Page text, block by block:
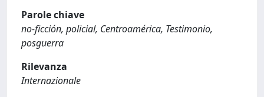
Parole chiave
no-ficción, policial, Centroamérica, Testimonio,
posguerra
Rilevanza
Internazionale